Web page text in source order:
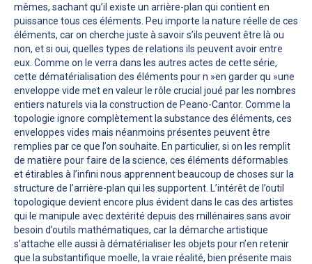
mêmes, sachant qu’il existe un arrière-plan qui contient en
puissance tous ces éléments. Peu importe la nature réelle de ces
éléments, car on cherche juste à savoir s’ils peuvent être là ou
non, et si oui, quelles types de relations ils peuvent avoir entre
eux. Comme on le verra dans les autres actes de cette série,
cette dématérialisation des éléments pour n »en garder qu »une
enveloppe vide met en valeur le rôle crucial joué par les nombres
entiers naturels via la construction de Peano-Cantor. Comme la
topologie ignore complètement la substance des éléments, ces
enveloppes vides mais néanmoins présentes peuvent être
remplies par ce que l’on souhaite. En particulier, si on les remplit
de matière pour faire de la science, ces éléments déformables
et étirables à l’infini nous apprennent beaucoup de choses sur la
structure de l’arrière-plan qui les supportent. L’intérêt de l’outil
topologique devient encore plus évident dans le cas des artistes
qui le manipule avec dextérité depuis des millénaires sans avoir
besoin d’outils mathématiques, car la démarche artistique
s’attache elle aussi à dématérialiser les objets pour n’en retenir
que la substantifique moelle, la vraie réalité, bien présente mais